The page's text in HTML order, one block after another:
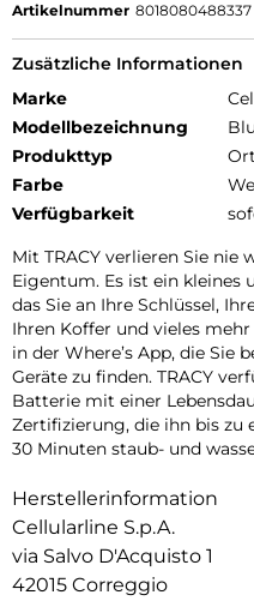
Artikelnummer 8018080488337
Zusätzliche Informationen
Marke
Modellbezeichnung
Produkttyp
Farbe
Verfügbarkeit
Mit TRACY verlieren Sie nie
Eigentum. Es ist ein kleines
das Sie an Ihre Schlüssel,
Ihren Koffer und vieles
in der Where’s App, die Sie
Geräte zu finden. TRACY
Batterie mit einer
Zertifizierung, die ihn bis zu
30 Minuten staub- und
Herstellerinformation
Cellularline S.p.A.
via Salvo D'Acquisto 1
42015 Correggio